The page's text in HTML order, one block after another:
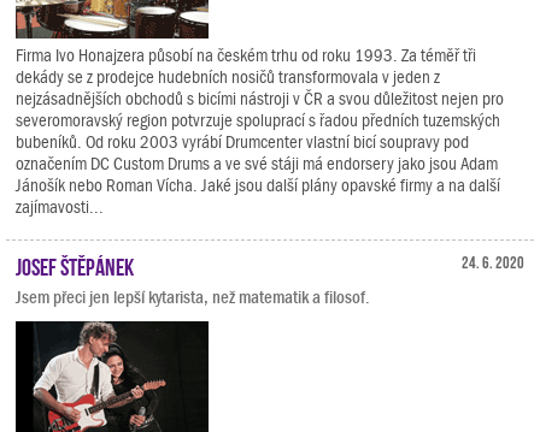
Firma Ivo Honajzera působí na českém trhu od roku 1993. Za téměř tři
dekády se z prodejce hudebních nosičů transformovala v jeden z
nejzásadnějších obchodů s bicími nástroji v ČR a svou důležitost nejen pro
severomoravský region potvrzuje spoluprací s řadou předních tuzemských
bubeníků. Od roku 2003 vyrábí Drumcenter vlastní bicí soupravy pod
označením DC Custom Drums a ve své stáji má endorsery jako jsou Adam
Jánošík nebo Roman Vícha. Jaké jsou další plány opavské firmy a na další
zajímavosti...
24. 6. 2020
Josef Štěpánek
Jsem přeci jen lepší kytarista, než matematik a filosof.